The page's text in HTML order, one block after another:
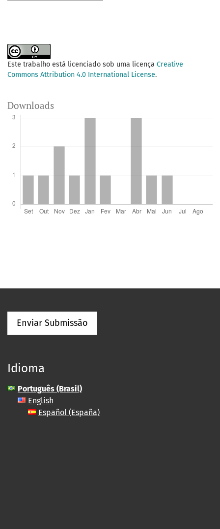
Este trabalho está licenciado sob uma licença Creative
Commons Attribution 4.0 International License.
Downloads
Enviar Submissão
Idioma
Português (Brasil)
English
Español (España)